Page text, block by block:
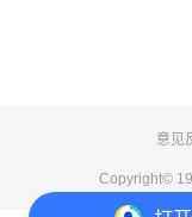
意见
Copyright©